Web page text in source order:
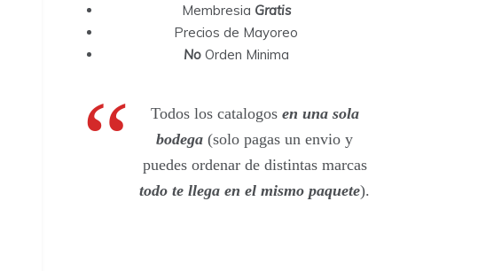
Membresia Gratis
Precios de Mayoreo
NoOrden Minima
Todos los catalogos en una sola
bodega (solo pagas un envio y
puedes ordenar de distintas marcas
todo te llega en el mismo paquete).